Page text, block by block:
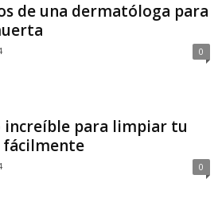
de una dermatóloga para
0
increíble para limpiar tu
fácilmente
0